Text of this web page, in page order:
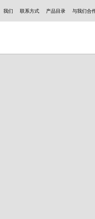
我们 联系方式 产品目录 与我们合